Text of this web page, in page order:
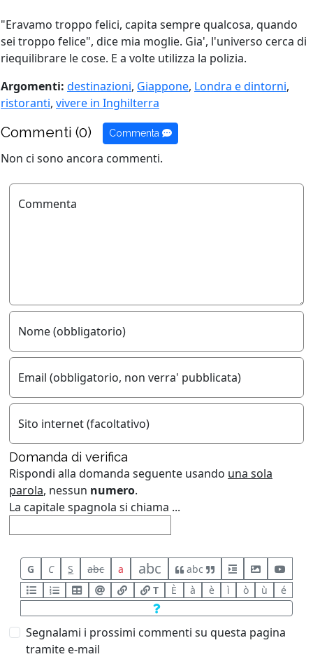
"Eravamo troppo felici, capita sempre qualcosa, quando
sei troppo felice", dice mia moglie. Gia', l'universo cerca di
riequilibrare le cose. E a volte utilizza la polizia.
Argomenti: destinazioni, Giappone, Londra e dintorni,
ristoranti, vivere in Inghilterra
Commenti (0) Commenta
Non ci sono ancora commenti.
Commenta
Nome (obbligatorio)
Email (obbligatorio, non verra' pubblicata)
Sito internet (facoltativo)
Domanda di verifica
Rispondi alla domanda seguente usando una sola
parola, nessun numero.
La capitale spagnola si chiama ...
G C S abc a abc
abc
T
È à è ì ò ù é
Segnalami i prossimi commenti su questa pagina
tramite e-mail